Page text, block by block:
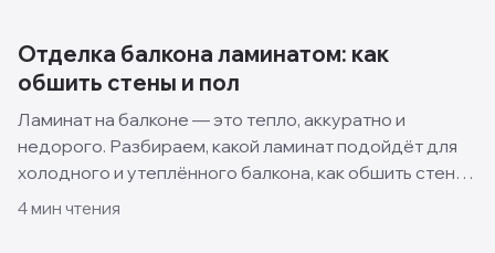
Отделка балкона ламинатом: как
обшить стены и пол
Ламинат на балконе — это тепло, аккуратно и
недорого. Разбираем, какой ламинат подойдёт для
холодного и утеплённого балкона, как обшить стены
и пол своими руками и какие решения смотрятся
4мин чтения